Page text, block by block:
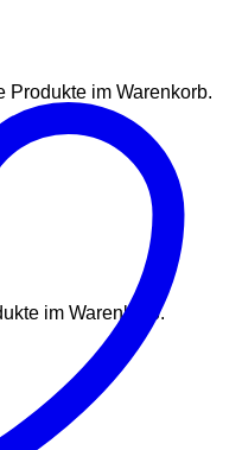
Produkte im Warenkorb.
im Warenkorb.